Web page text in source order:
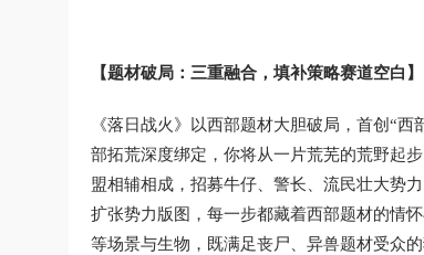
【题材破局：三重融合，填补策略赛道空白】
《落日战火》以西部题材大胆破局，首创“
部拓荒深度绑定，你将从一片荒芜的荒野起
盟相辅相成，招募牛仔、警长、流民壮大势
扩张势力版图，每一步都藏着西部题材的情
等场景与生物，既满足丧尸、异兽题材受众